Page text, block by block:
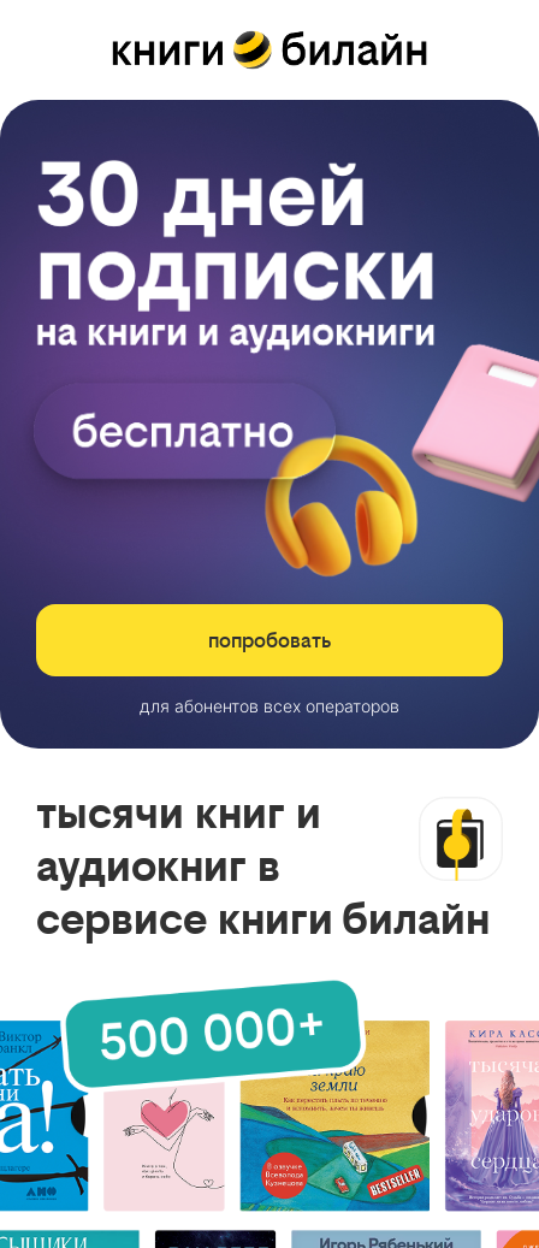
попробовать
для абонентов всех операторов
тысячи книг и
аудиокниг в
сервисе книги билайн